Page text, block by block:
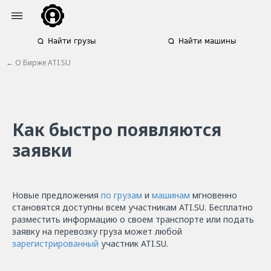
Найти грузы Найти машины
← О Бирже ATI.SU
Как быстро появляются
заявки
Новые предложения по грузам и машинам мгновенно
становятся доступны всем участникам ATI.SU. Бесплатно
разместить информацию о своем транспорте или подать
заявку на перевозку груза может любой
зарегистрированный участник ATI.SU.